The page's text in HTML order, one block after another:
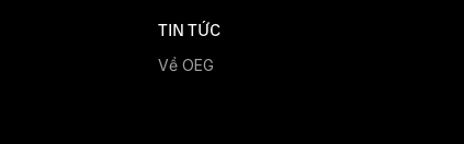
TIN TỨC
Về OEG